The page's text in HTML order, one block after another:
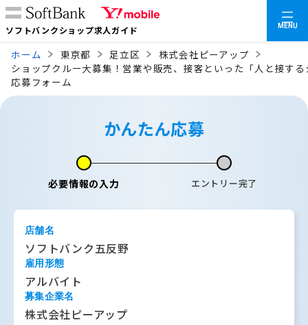
ソフトバンクショップ求人ガイド MENU
ホーム 東京都 足立区
株式会社ピーアップ
ショップクルー大募集！営業や販売、接客といった「人と接す
応募フォーム
かんたん応募
必要情報の入力 エントリー完了
店舗名
ソフトバンク五反野
雇用形態
アルバイト
募集企業名
株式会社ピーアップ